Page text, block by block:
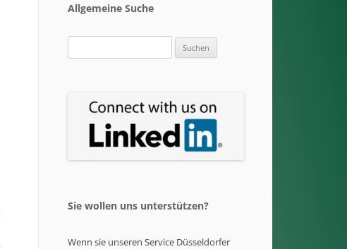
Allgemeine Suche
nach:
Sie wollen uns unterstützen?
Wenn sie unseren Service Düsseldorfer